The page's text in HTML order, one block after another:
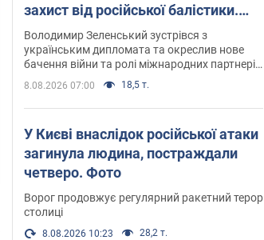
захист від російської балістики.
Інтерв’ю з Безсмертним
Володимир Зеленський зустрівся з
українським дипломата та окреслив нове
бачення війни та ролі міжнародних партнерів
у боротьбі з Росією
8.08.2026 07:00 18,5 т.
У Києві внаслідок російської атаки
загинула людина, постраждали
четверо. Фото
Ворог продовжує регулярний ракетний терор
столиці
8.08.2026 10:23 28,2 т.